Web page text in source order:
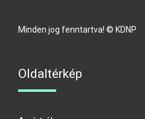
Minden jog fenntartva! © KDNP
Oldaltérkép